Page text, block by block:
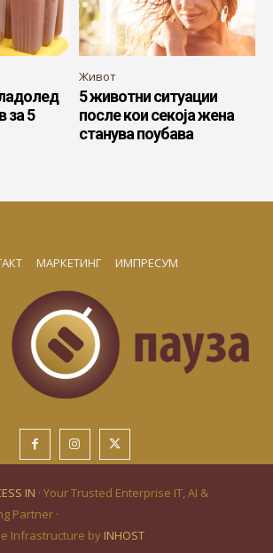
за 5
Живот
5 животни ситуации
после кои секоја жена
станува поубава
МАРКЕТИНГ ИМПРЕСУМ
IN · Your Trusted Enterprise IT, AI &
Partner ·
Infrastructure by INHOST